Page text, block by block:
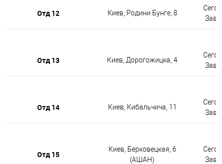
Отд 12 Киев, Родини Бунге, 8
Отд 13 Киев, Дорогожицка, 4
Отд 14 Киев, Кибальчича, 11
Отд 15
Киев, Берковецкая, 6
(АШАН)